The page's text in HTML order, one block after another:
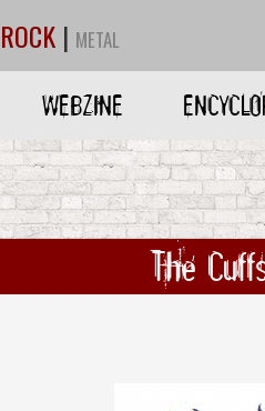
ROCK | METAL
WEBZINE
The